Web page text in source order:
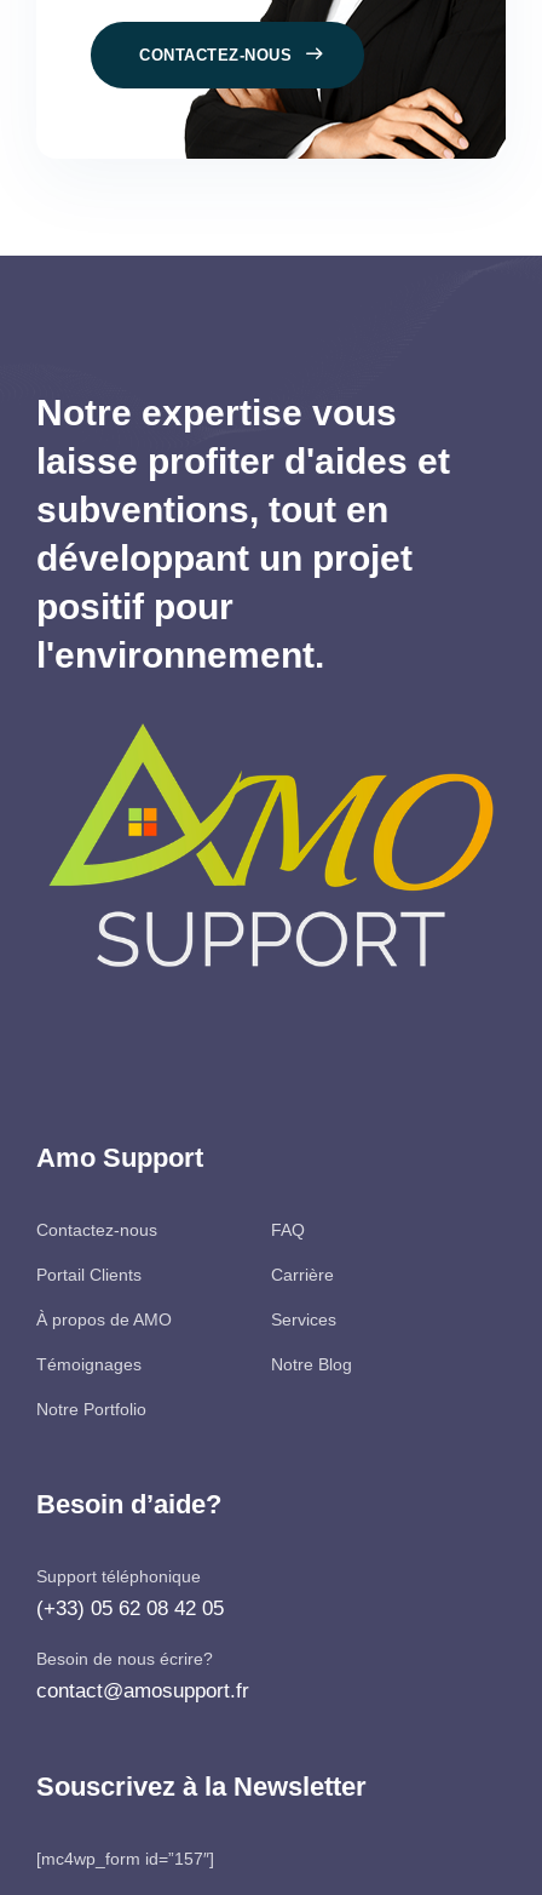
CONTACTEZ-NOUS
Notre expertise vous
laisse profiter d'aides et
subventions, tout en
développant un projet
positif pour
l'environnement.
Amo Support
Contactez-nous FAQ
Portail Clients Carrière
À propos de AMO Services
Témoignages Notre Blog
Notre Portfolio
Besoin d’aide?
Support téléphonique
(+33) 05 62 08 42 05
Besoin de nous écrire?
contact@amosupport.fr
Souscrivez à la Newsletter
[mc4wp_form id=”157″]